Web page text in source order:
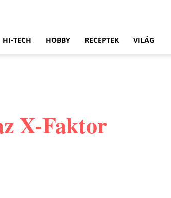
HI-TECH HOBBY RECEPTEK VILÁG
X-Faktor